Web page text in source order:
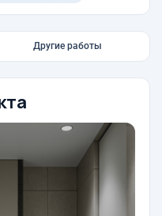
Другие работы